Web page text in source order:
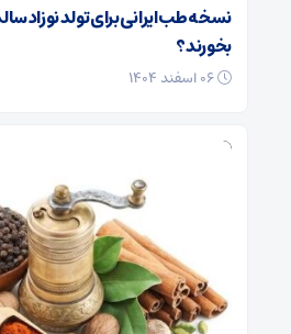
نسخه طب ایرانی برای تولد نوزاد
بخورند؟